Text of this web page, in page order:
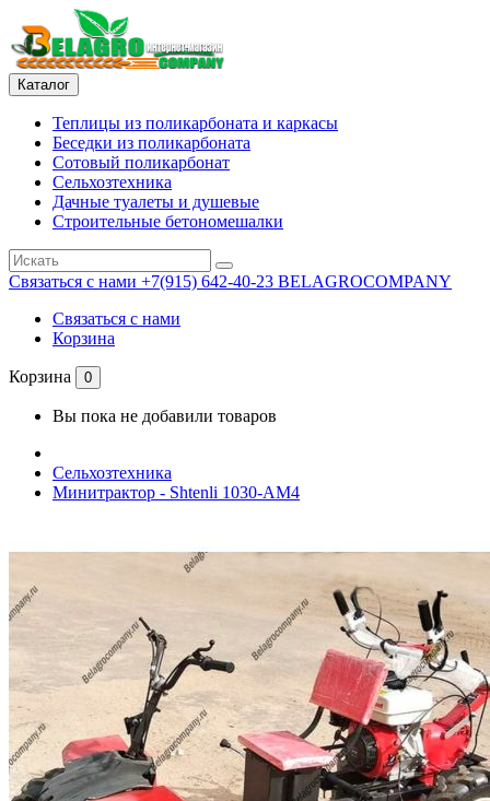
Каталог
Теплицы из поликарбоната и каркасы
Беседки из поликарбоната
Сотовый поликарбонат
Сельхозтехника
Дачные туалеты и душевые
Строительные бетономешалки
Связаться с нами +7(915) 642-40-23 BELAGROCOMPANY
Связаться с нами
Корзина
Корзина 0
Вы пока не добавили товаров
Сельхозтехника
Минитрактор - Shtenli 1030-АМ4